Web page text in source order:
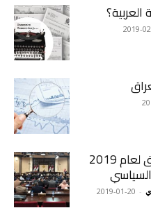
2019-
التأخير في إقرار موازنة العراق لعام 2019
-
2019-01-20